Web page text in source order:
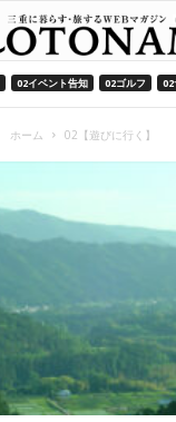
02イベント告知 02ゴルフ 02
ホーム 02【遊びに行く】